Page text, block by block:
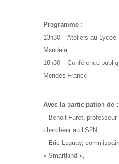
Programme :
13h30 – Ateliers au
Mandela
18h30 – Conférence
Mendès France
Avec la participation de :
– Benoit Furet, professeur
chercheur au LS2N,
– Eric Leguay,
« Smartland »,